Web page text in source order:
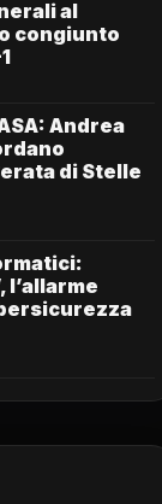
al
congiunto
Andrea
di Stelle
l’allarme